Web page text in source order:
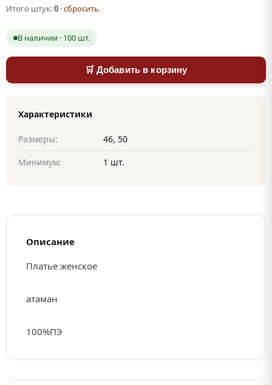
Итого штук:0 ·сбросить
В наличии · 100 шт.
🛒 Добавить в корзину
Характеристики
Размеры:
46, 50
Минимум:
1 шт.
Описание
Платье женское
атаман
100%ПЭ